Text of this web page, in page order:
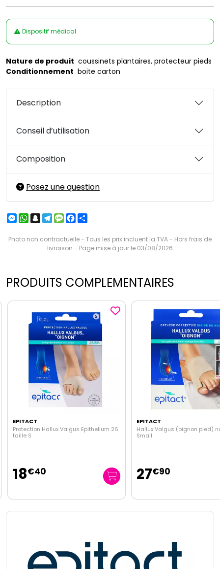
Dispositif médical
Nature de produit coussinets plantaires, protecteur pieds
Conditionnement boite carton
Description
Conseil d’utilisation
Composition
Posez une question
Messenger
WhatsApp
Snapchat
Telegram
MessageFacebook
Photo non contractuelle - Tous les prix incluent la TVA - Hors frais de
livraison - Page mise à jour le 03/08/2026
PRODUITS COMPLEMENTAIRES
EPITACT
Protection Hallux Valgus Epithelium 26
taille S
18€40
EPITACT
Hallux Valgus (oignon pied)
Small
27€90